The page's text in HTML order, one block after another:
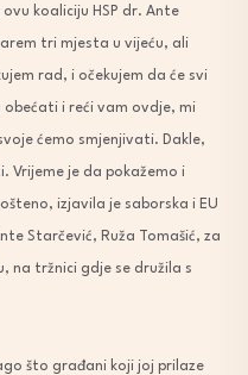
koaliciju HSP dr. Ante
tri mjesta u vijeću, ali
rad, i očekujem da će svi
i reći vam ovdje, mi
ćemo smjenjivati. Dakle,
Vrijeme je da pokažemo i
izjavila je saborska i EU
Starčević, Ruža Tomašić, za
na tržnici gdje se družila s
što građani koji joj prilaze